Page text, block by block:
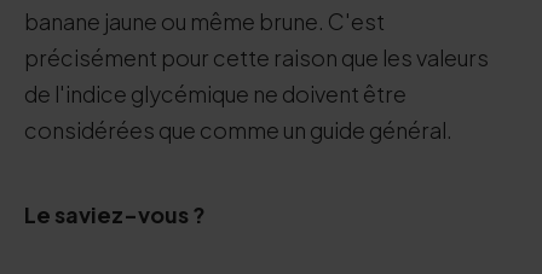
banane jaune ou même brune. C'est
précisément pour cette raison que les valeurs
de l'indice glycémique ne doivent être
considérées que comme un guide général.
Le saviez-vous ?